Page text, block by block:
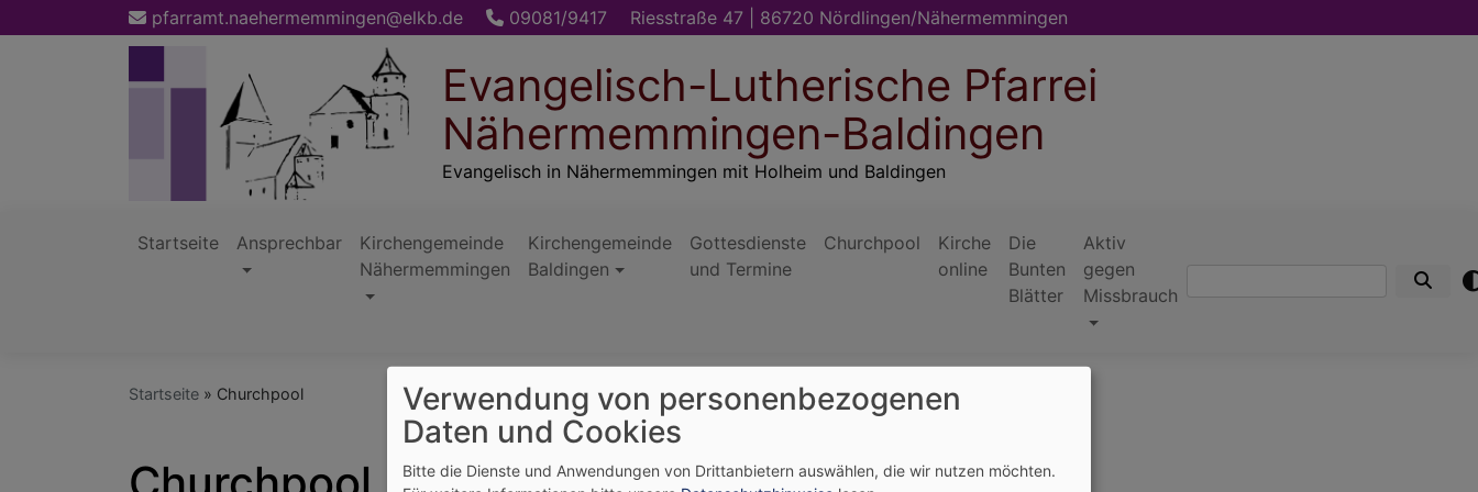
zum
pfarramt.naehermemmingen@elkb.de 09081/9417 Riesstraße 47 | 86720 Nördlingen/Nähermemmingen
Evangelisch-Lutherische Pfarrei
Nähermemmingen-Baldingen
Evangelisch in Nähermemmingen mit Holheim und Baldingen
Hauptnavigation
Startseite Ansprechbar
Kirchengemeinde
Nähermemmingen
Kirchengemeinde
Baldingen
Gottesdienste
und Termine
Churchpool
Kirche
online
Die
Bunten
Blätter
Aktiv
gegen
Missbrauch
Startseite Churchpool
Verwendung von personenbezogenen
Daten und Cookies
Bitte die Dienste und Anwendungen von Drittanbietern auswählen, die wir nutzen möchten.